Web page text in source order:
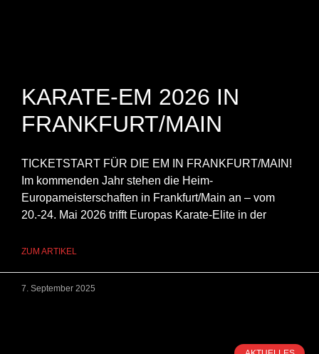
KARATE-EM 2026 IN
FRANKFURT/MAIN
TICKETSTART FÜR DIE EM IN FRANKFURT/MAIN!
Im kommenden Jahr stehen die Heim-
Europameisterschaften in Frankfurt/Main an – vom
20.-24. Mai 2026 trifft Europas Karate-Elite in der
ZUM ARTIKEL
7. September 2025